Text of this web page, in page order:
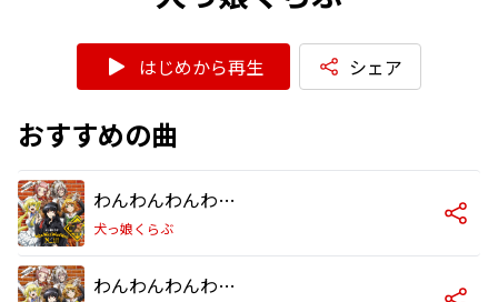
はじめから再生 シェア
おすすめの曲
わんわんわんわんN_1!!
犬っ娘くらぶ
わんわんわんわんN_1!!/TV size